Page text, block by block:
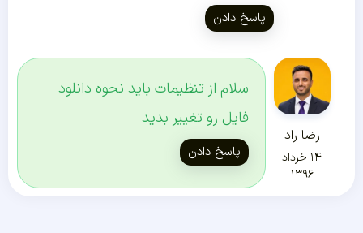
پاسخ دادن
رضا راد
۱۴ خرداد
۱۳۹۶
سلام از تنظیمات باید نحوه دانلود
فایل رو تغییر بدید
پاسخ دادن